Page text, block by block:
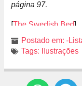
página 97.
[The Swedish Bed]
Postado em: -
Tags:
Ilustrações